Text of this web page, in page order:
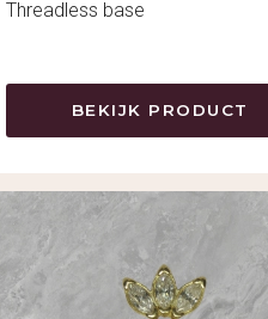
Threadless base
BEKIJK PRODUCT